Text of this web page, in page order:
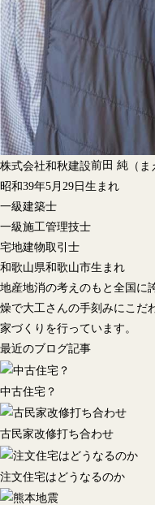
株式会社和秋建設前田 純 （
昭和39年5月29日生まれ
一級建築士
一級施工管理技士
宅地建物取引士
和歌山県和歌山市生まれ
地産地消の考えのもと全国に
燥で大工さんの手刻みにこだ
家づくりを行っています。
最近のブログ記事
中古住宅？
古民家改修打ち合わせ
注文住宅はどうなるのか